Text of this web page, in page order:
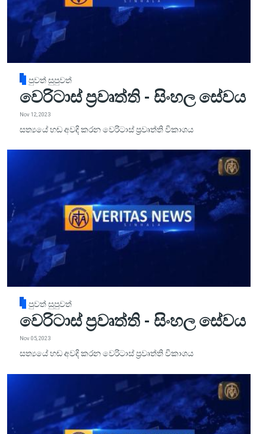
පුවත් සුපුවත්
වෙරිටාස් ප්‍රවෘත්ති - සිංහල සේවය
Nov 12, 2023
සත්‍යයේ හඬ අවදි කරන වෙරිටාස් ප්‍රවෘත්ති විකාශය
පුවත් සුපුවත්
වෙරිටාස් ප්‍රවෘත්ති - සිංහල සේවය
Nov 05, 2023
සත්‍යයේ හඬ අවදි කරන වෙරිටාස් ප්‍රවෘත්ති විකාශය